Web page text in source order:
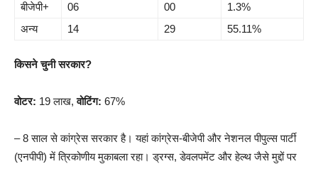
बीजेपी+
06 00
1.3%
अन्य
14 29 55.11%
किसने चुनी सरकार?
वोटर: 19 लाख,वोटिंग: 67%
– 8 साल से कांग्रेस सरकार है। यहां कांग्रेस-बीजेपी और नेशनल पीपुल्स पार्टी
(एनपीपी) में त्रिकोणीय मुकाबला रहा। ड्रग्स, डेवलपमेंट और हेल्थ जैसे मुद्दों पर